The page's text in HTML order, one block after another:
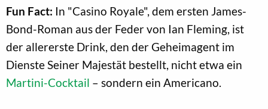
Fun Fact: In "Casino Royale", dem ersten James-
Bond-Roman aus der Feder von Ian Fleming, ist
der allererste Drink, den der Geheimagent im
Dienste Seiner Majestät bestellt, nicht etwa ein
Martini-Cocktail – sondern ein Americano.